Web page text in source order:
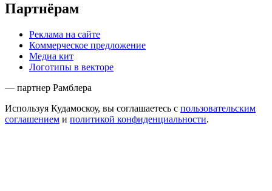
Партнёрам
Реклама на сайте
Коммерческое предложение
Медиа кит
Логотипы в векторе
— партнер Рамблера
Используя Кудамоскоу, вы соглашаетесь с пользовательским
соглашением и политикой конфиденциальности.